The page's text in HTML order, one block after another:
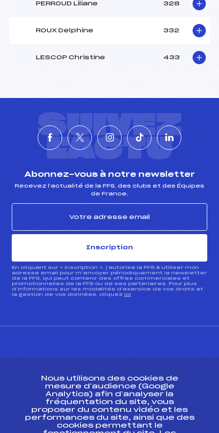
PERROUD Liliane 328
ROUX Delphine 332
LESCOP Christine 433
SUIVEZ
L'ACTU
Abonnez-vous à notre newsletter
Recevez l’actualité de la FFS, des clubs et des Équipes
de France.
Inscription
En cliquant sur « inscription », j’autorise la FFS à utiliser mon
adresse email pour m’envoyer périodiquement la newsletter
de la FFS, qui peut contenir des offres commerciales et
promotionnelles de la FFS ou de ses partenaires. Pour plus
d’informations sur les modalités d’exercice de vos droits et
la gestion de vos données, cliquez ici
Ressources
Pass’Neige
Projet sportif fédéral
Nous utilisons des cookies de
mesure d’audience (Google
Analytics) afin d’analyser la
fréquentation du site, vous
proposer du contenu vidéo et les
performances du site, ainsi que des
cookies permettant le